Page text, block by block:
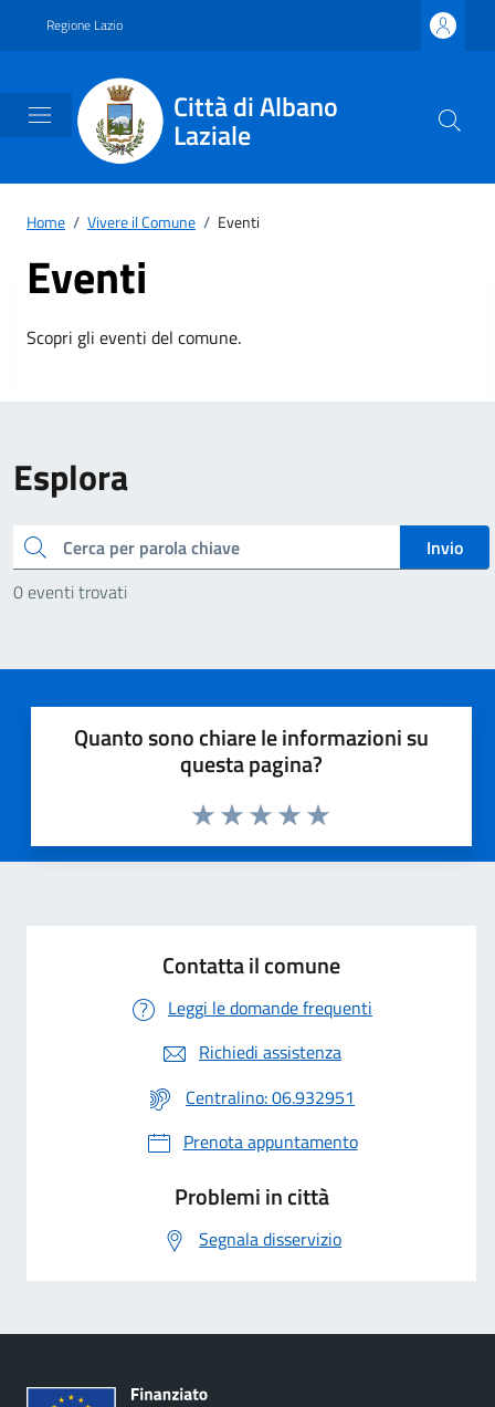
Regione Lazio
Città di Albano
Laziale
Home / Vivere il Comune / Eventi
Eventi
Scopri gli eventi del comune.
Esplora
Cerca
Invio
0 eventi trovati
Quanto sono chiare le informazioni su
questa pagina?
Valuta 5 stelle su 5
Valuta 4 stelle su 5
Valuta 3 stelle su 5
Valuta 2 stelle su 5
Valuta 1 stelle su 5
Contatta il comune
Leggi le domande frequenti
Richiedi assistenza
Centralino: 06.932951
Prenota appuntamento
Problemi in città
Segnala disservizio